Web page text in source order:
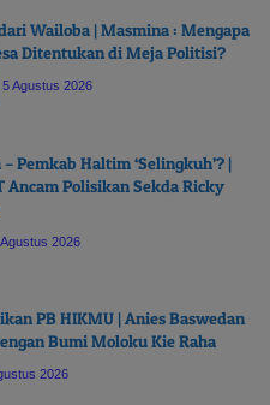
Wailoba | Masmina : Mengapa
Ditentukan di Meja Politisi?
5 Agustus 2026
Pemkab Haltim ‘Selingkuh’? |
Ancam Polisikan Sekda Ricky
2026
PB HIKMU | Anies Baswedan
Bumi Moloku Kie Raha
2026